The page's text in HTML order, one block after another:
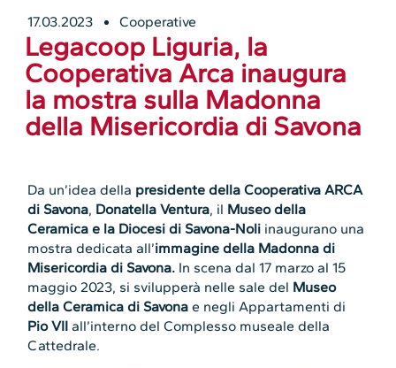
17.03.2023 Cooperative
Legacoop Liguria, la
Cooperativa Arca inaugura
la mostra sulla Madonna
della Misericordia di Savona
Da un’idea della presidente della Cooperativa ARCA
di Savona, Donatella Ventura, il Museo della
Ceramica e la Diocesi di Savona-Noli inaugurano una
mostra dedicata all’immagine della Madonna di
Misericordia di Savona. In scena dal 17 marzo al 15
maggio 2023, si svilupperà nelle sale del Museo
della Ceramica di Savona e negli Appartamenti di
Pio VII all’interno del Complesso museale della
Cattedrale.